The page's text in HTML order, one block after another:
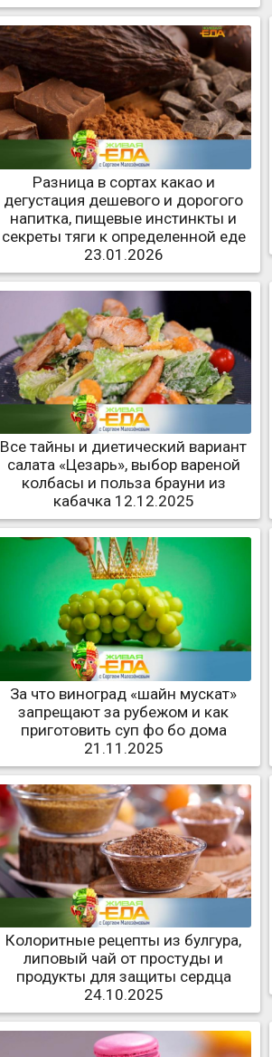
Разница в сортах какао и
дегустация дешевого и дорогого
напитка, пищевые инстинкты и
секреты тяги к определенной еде
23.01.2026
Все тайны и диетический вариант
салата «Цезарь», выбор вареной
колбасы и польза брауни из
кабачка 12.12.2025
За что виноград «шайн мускат»
запрещают за рубежом и как
приготовить суп фо бо дома
21.11.2025
Колоритные рецепты из булгура,
липовый чай от простуды и
продукты для защиты сердца
24.10.2025